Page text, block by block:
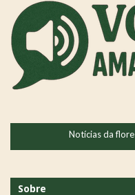
Notícias da
Sobre